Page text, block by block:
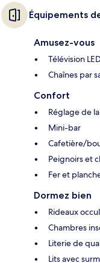
Équipements
Amusez-vous
Télévision
Chaînes par
Confort
Réglage de
Mini-bar
Cafetière/
Peignoirs et
Fer et
Dormez bien
Rideaux
Chambres
Literie de
Lits avec